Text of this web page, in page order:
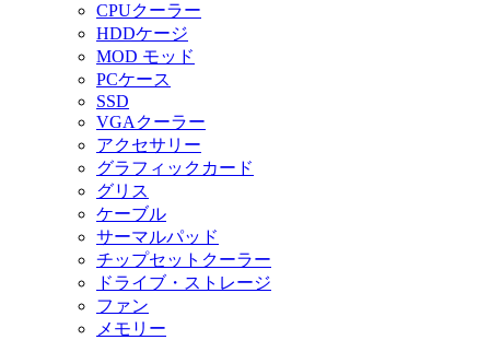
CPUクーラー
HDDケージ
MOD モッド
PCケース
SSD
VGAクーラー
アクセサリー
グラフィックカード
グリス
ケーブル
サーマルパッド
チップセットクーラー
ドライブ・ストレージ
ファン
メモリー